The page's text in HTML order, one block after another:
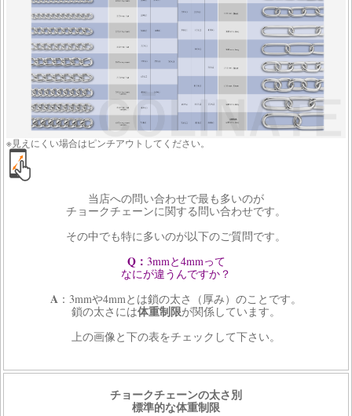
※見えにくい場合はピンチアウトしてください。
当店への問い合わせで最も多いのが
チョークチェーンに関する問い合わせです。
その中でも特に多いのが以下のご質問です。
Q： 3mmと4mmって
なにが違うんですか？
A ：3mmや4mmとは鎖の太さ（厚み）のことです。
鎖の太さには体重制限が関係しています。
上の画像と下の表をチェックして下さい。
チョークチェーンの太さ別
標準的な体重制限